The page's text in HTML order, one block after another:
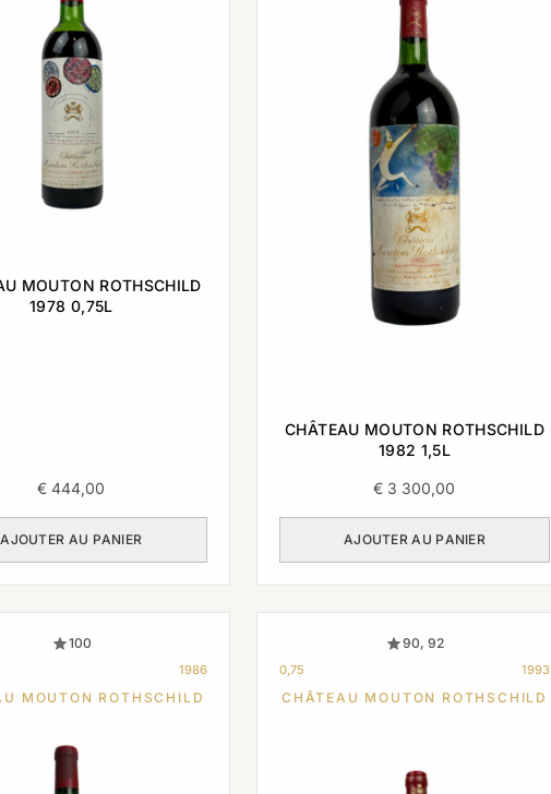
MOUTON ROTHSCHILD
1978 0,75L
€ 444,00
AJOUTER AU PANIER
CHÂTEAU MOUTON ROTHSCHILD
1982 1,5L
€ 3 300,00
AJOUTER AU PANIER
100
1986
MOUTON ROTHSCHILD
90, 92
0,75 1993
CHÂTEAU MOUTON ROTHSCHILD